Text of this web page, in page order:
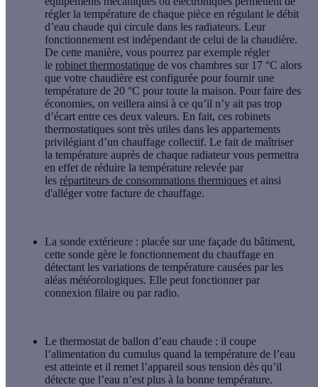
régler la température de chaque pièce en régulant le débit
d’eau chaude qui circule dans les radiateurs. Leur
fonctionnement est indépendant de celui de la chaudière.
De cette manière, vous pourrez par exemple régler
le robinet thermostatique de vos chambres sur 17 °C alors
que votre chaudière est configurée pour fournir une
température de 20 °C pour toute la maison. Pour faire des
économies, on veillera ainsi à ce qu’il n’y ait pas trop
d’écart entre ces deux valeurs. En fait, ces robinets
thermostatiques sont très utiles dans les appartements
privilégiant d’un chauffage collectif. Le fait de maîtriser
la température auprès de chaque radiateur vous permettra
en effet de réduire la température relevée par
les répartiteurs de consommations thermiques et ainsi
d'alléger votre facture de chauffage.
La sonde extérieure : placée sur une façade du bâtiment,
cette sonde gère le fonctionnement du chauffage en
détectant les variations de température causées par les
aléas météorologiques. Elle peut fonctionner par
connexion filaire ou par radio.
Le thermostat de ballon d’eau chaude : il coupe
l’alimentation du cumulus quand la température de l’eau
est atteinte et il remet l’appareil sous tension dès qu’il
détecte que l’eau n’est plus à la bonne température.